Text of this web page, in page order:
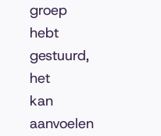
groep
hebt
gestuurd,
het
kan
aanvoelen